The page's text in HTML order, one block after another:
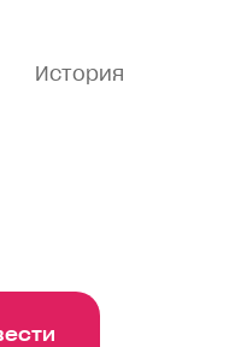
История